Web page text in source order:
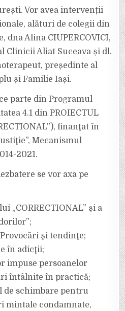
Vor avea intervenții
alături de colegii din
dna Alina CIUPERCOVICI,
Clinicii Aliat Suceava și dl.
președinte al
și Familie Iași.
parte din Programul
4.1 din PROIECTUL
finanţat în
Mecanismul
2021.
se vor axa pe
„CORRECTIONAL” şi a
şi tendinţe;
în adicţii;
impuse persoanelor
întâlnite în practică;
de schimbare pentru
mintale condamnate,